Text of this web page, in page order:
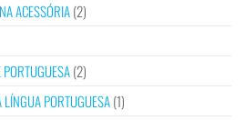
ACESSÓRIA(2)
(2)
PORTUGUESA(1)